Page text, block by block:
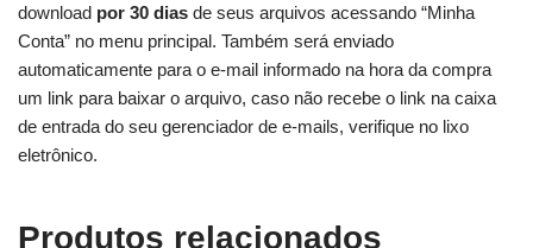
download por 30 dias de seus arquivos acessando “Minha
Conta” no menu principal. Também será enviado
automaticamente para o e-mail informado na hora da compra
um link para baixar o arquivo, caso não recebe o link na caixa
de entrada do seu gerenciador de e-mails, verifique no lixo
eletrônico.
Produtos relacionados